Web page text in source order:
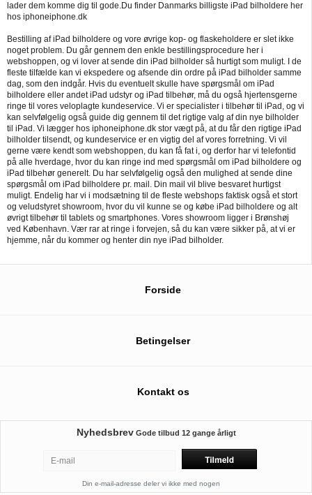
lader dem komme dig til gode.Du finder Danmarks billigste iPad bilholdere her
hos iphoneiphone.dk
Bestilling af iPad bilholdere og vore øvrige kop- og flaskeholdere er slet ikke
noget problem. Du går gennem den enkle bestillingsprocedure her i
webshoppen, og vi lover at sende din iPad bilholder så hurtigt som muligt. I de
fleste tilfælde kan vi ekspedere og afsende din ordre på iPad bilholder samme
dag, som den indgår. Hvis du eventuelt skulle have spørgsmål om iPad
bilholdere eller andet iPad udstyr og iPad tilbehør, må du også hjertensgerne
ringe til vores veloplagte kundeservice. Vi er specialister i tilbehør til iPad, og vi
kan selvfølgelig også guide dig gennem til det rigtige valg af din nye bilholder
til iPad. Vi lægger hos iphoneiphone.dk stor vægt på, at du får den rigtige iPad
bilholder tilsendt, og kundeservice er en vigtig del af vores forretning. Vi vil
gerne være kendt som webshoppen, du kan få fat i, og derfor har vi telefontid
på alle hverdage, hvor du kan ringe ind med spørgsmål om iPad bilholdere og
iPad tilbehør generelt. Du har selvfølgelig også den mulighed at sende dine
spørgsmål om iPad bilholdere pr. mail. Din mail vil blive besvaret hurtigst
muligt. Endelig har vi i modsætning til de fleste webshops faktisk også et stort
og veludstyret showroom, hvor du vil kunne se og købe iPad bilholdere og alt
øvrigt tilbehør til tablets og smartphones. Vores showroom ligger i Brønshøj
ved København. Vær rar at ringe i forvejen, så du kan være sikker på, at vi er
hjemme, når du kommer og henter din nye iPad bilholder.
Forside
Betingelser
Kontakt os
Nyhedsbrev Gode tilbud 12 gange årligt
Din e-mail-adresse deler vi ikke med nogen